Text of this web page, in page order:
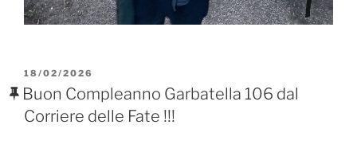
PUBBLICATO
IL
18/02/2026
Buon Compleanno Garbatella 106 dal
Corriere delle Fate !!!